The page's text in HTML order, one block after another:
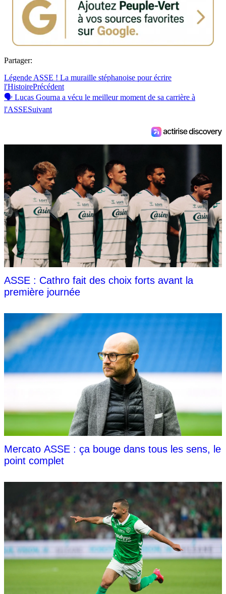
Partager:
Légende ASSE ! La muraille stéphanoise pour écrire
l'HistoirePrécédent
🗣️ Lucas Gourna a vécu le meilleur moment de sa carrière à
l'ASSESuivant
ASSE : Cathro fait des choix forts avant la
première journée
Mercato ASSE : ça bouge dans tous les sens, le
point complet